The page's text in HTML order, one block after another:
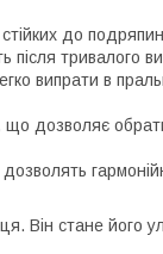
до
після тривалого
випрати в
що дозволяє
Він стане його